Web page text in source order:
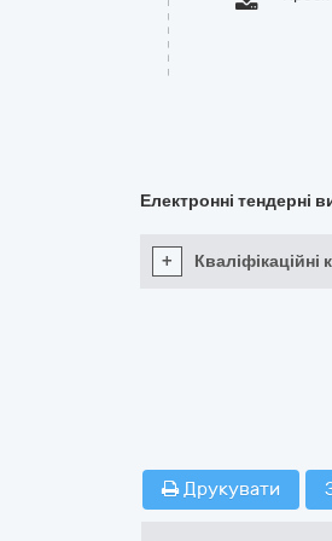
Електронні тендерні
+ Кваліфікаційні
Друкувати